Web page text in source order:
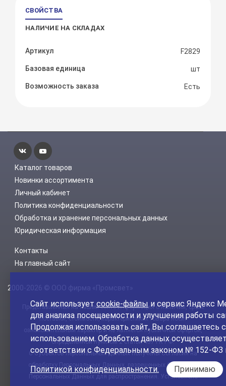
СВОЙСТВА
НАЛИЧИЕ НА СКЛАДАХ
Артикул F2829
Базовая единица шт
Возможность заказа Есть
Каталог товаров
Новинки ассортимента
Личный кабинет
Политика конфиденциальности
Обработка и хранение персональных данных
Юридическая информация
Контакты
На главный сайт
2000-2026 © ООО фирма «Промсвет»
Представленная на нашем сайте информация о наличии, сроке
поставки, стоимости, характеристиках товара носит
ознакомительный характер и не является публичной офертой,
определенной пунктом 2 статьи 437 ГК РФ.
С Субъектов персональных данных получены Согласия на
обработку Персональных Данных, разрешенных Субъектом
Персональных Данных для распространения. Установлено
Сайт используетcookie-файлы и сервис Яндекс
для анализа посещаемости и улучшения работы
Продолжая использовать сайт, Вы соглашаетесь
использованием. Обработка данных
соответствии с Федеральным законом № 152-ФЗ
Политикой конфиденциальности.
Принимаю